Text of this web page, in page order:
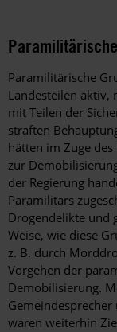
Paramilitärische
Landesteilen aktiv,
mit Teilen der
straften
hätten im Zuge
zur
der Regierung
Paramilitärs
Drogendelikte und
Weise, wie diese
z. B. durch
Vorgehen der
Demobilisierung.
waren weiterhin